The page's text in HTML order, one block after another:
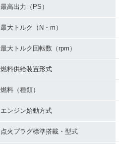
最高出力（PS）
最大トルク（N・m）
最大トルク回転数（rpm）
燃料供給装置形式
燃料（種類）
エンジン始動方式
点火プラグ標準搭載・型式